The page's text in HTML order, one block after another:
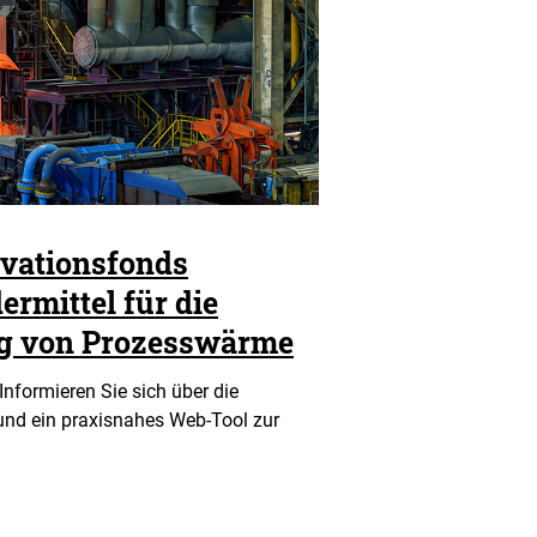
für die
von Prozesswärme
Sie sich über die
ein praxisnahes Web-Tool zur